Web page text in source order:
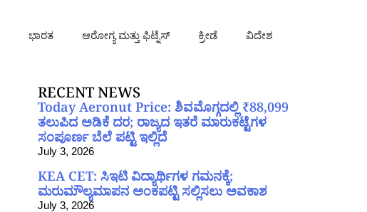
ಭಾರತ ಆರೋಗ್ಯ ಮತ್ತು ಫಿಟ್ನೆಸ್ ಕ್ರೀಡೆ ವಿದೇಶ
RECENT NEWS
Today Aeronut Price: ಶಿವಮೊಗ್ಗದಲ್ಲಿ ₹88,099
ತಲುಪಿದ ಅಡಿಕೆ ದರ; ರಾಜ್ಯದ ಇತರೆ ಮಾರುಕಟ್ಟೆಗಳ
ಸಂಪೂರ್ಣ ಬೆಲೆ ಪಟ್ಟಿ ಇಲ್ಲಿದೆ
July 3, 2026
KEA CET: ಸಿಇಟಿ ವಿದ್ಯಾರ್ಥಿಗಳ ಗಮನಕ್ಕೆ;
ಮರುಮೌಲ್ಯಮಾಪನ ಅಂಕಪಟ್ಟಿ ಸಲ್ಲಿಸಲು ಅವಕಾಶ
July 3, 2026